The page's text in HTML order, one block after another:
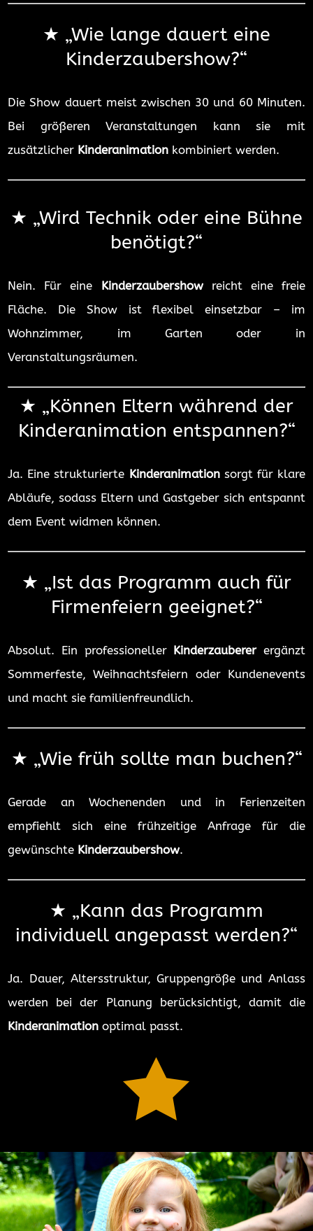
★ „Wie lange dauert eine
Kinderzaubershow?“
Die Show dauert meist zwischen 30 und 60 Minuten.
Bei größeren Veranstaltungen kann sie mit
zusätzlicher Kinderanimation kombiniert werden.
★ „Wird Technik oder eine Bühne
benötigt?“
Nein. Für eine Kinderzaubershowreicht eine freie
Fläche. Die Show ist flexibel einsetzbar – im
Wohnzimmer, im Garten oder in
Veranstaltungsräumen.
★ „Können Eltern während der
Kinderanimation entspannen?“
Ja. Eine strukturierte Kinderanimationsorgt für klare
Abläufe, sodass Eltern und Gastgeber sich entspannt
dem Event widmen können.
★ „Ist das Programm auch für
Firmenfeiern geeignet?“
Absolut. Ein professioneller Kinderzaubererergänzt
Sommerfeste, Weihnachtsfeiern oder Kundenevents
und macht sie familienfreundlich.
★ „Wie früh sollte man buchen?“
Gerade an Wochenenden und in Ferienzeiten
empfiehlt sich eine frühzeitige Anfrage für die
gewünschte Kinderzaubershow.
★ „Kann das Programm
individuell angepasst werden?“
Ja. Dauer, Altersstruktur, Gruppengröße und Anlass
werden bei der Planung berücksichtigt, damit die
Kinderanimation optimal passt.
